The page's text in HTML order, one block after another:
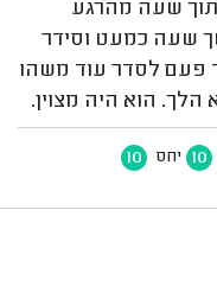
תוך שעה מהרגע
שעה כמעט וסידר
פעם לסדר עוד משהו
הלך. הוא היה מצוין.
10 יחס 10